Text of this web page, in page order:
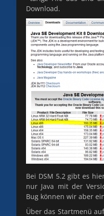
Download.
Bei DSM 5.2 gibt es
nur Java mit der
Bug können wir aber
Über das Startmenü